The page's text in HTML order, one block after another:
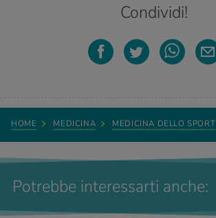
Condividi!
HOME MEDICINA MEDICINA DELLO SPORT
Potrebbe interessarti anche: